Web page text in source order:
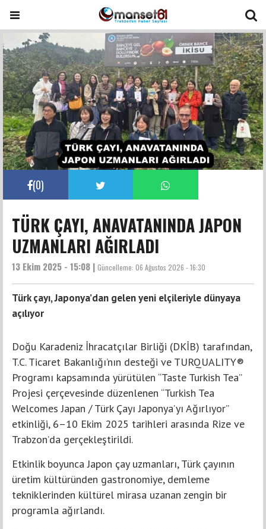
(0)
TÜRK ÇAYI, ANAVATANINDA JAPON
UZMANLARI AĞIRLADI
13 Ekim 2025 - 15:08 | Güncelleme: 06 Ağustos 2026 - 16:30
Türk çayı, Japonya’dan gelen yeni elçileriyle dünyaya
açılıyor
Doğu Karadeniz İhracatçılar Birliği (DKİB) tarafından,
T.C. Ticaret Bakanlığı’nın desteği ve TURQUALITY®
Programı kapsamında yürütülen “Taste Turkish Tea”
Projesi çerçevesinde düzenlenen “Turkish Tea
Welcomes Japan / Türk Çayı Japonya’yı Ağırlıyor”
etkinliği, 6–10 Ekim 2025 tarihleri arasında Rize ve
Trabzon’da gerçekleştirildi.
Etkinlik boyunca Japon çay uzmanları, Türk çayının
üretim kültüründen gastronomiye, demleme
tekniklerinden kültürel mirasa uzanan zengin bir
programla ağırlandı.